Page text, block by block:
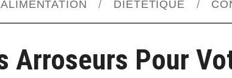
ALIMENTATION DIÉTÉTIQUE
Arroseurs Pour